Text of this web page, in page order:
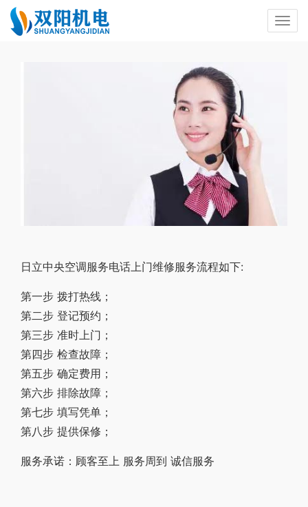
日立中央空调服务电话上门维修服务流程如下:
第一步 拨打热线；
第二步 登记预约；
第三步 准时上门；
第四步 检查故障；
第五步 确定费用；
第六步 排除故障；
第七步 填写凭单；
第八步 提供保修；
服务承诺：顾客至上 服务周到 诚信服务